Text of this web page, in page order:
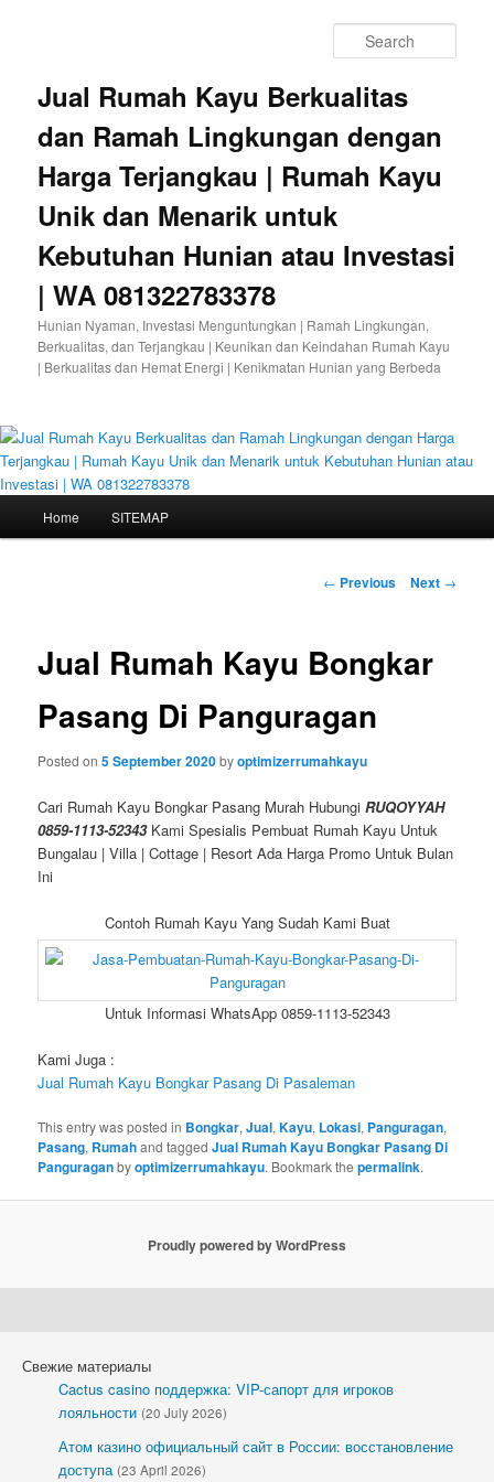
Jual Rumah Kayu Berkualitas
dan Ramah Lingkungan dengan
Harga Terjangkau | Rumah Kayu
Unik dan Menarik untuk
Kebutuhan Hunian atau Investasi
| WA 081322783378
Hunian Nyaman, Investasi Menguntungkan | Ramah Lingkungan,
Berkualitas, dan Terjangkau | Keunikan dan Keindahan Rumah Kayu
| Berkualitas dan Hemat Energi | Kenikmatan Hunian yang Berbeda
Skip
content
Home SITEMAP
Post
← Previous Next →
Jual Rumah Kayu Bongkar
Pasang Di Panguragan
Posted on5 September 2020byoptimizerrumahkayu
Cari Rumah Kayu Bongkar Pasang Murah HubungiRUQOYYAH
0859-1113-52343Kami Spesialis Pembuat Rumah Kayu Untuk
Bungalau | Villa | Cottage | Resort Ada Harga Promo Untuk Bulan
Ini
Contoh Rumah Kayu Yang Sudah Kami Buat
Untuk Informasi WhatsApp 0859-1113-52343
Kami Juga :
Jual Rumah Kayu Bongkar Pasang Di Pasaleman
This entry was posted in Bongkar,Jual,Kayu, Lokasi, Panguragan,
Pasang, Rumahand taggedJual Rumah Kayu Bongkar Pasang Di
Panguraganbyoptimizerrumahkayu. Bookmark thepermalink.
Proudly powered by WordPress
Свежие материалы
Cactus casino поддержка: VIP-сапорт для игроков
лояльности (20 July 2026)
Атом казино официальный сайт в России: восстановление
доступа (23 April 2026)